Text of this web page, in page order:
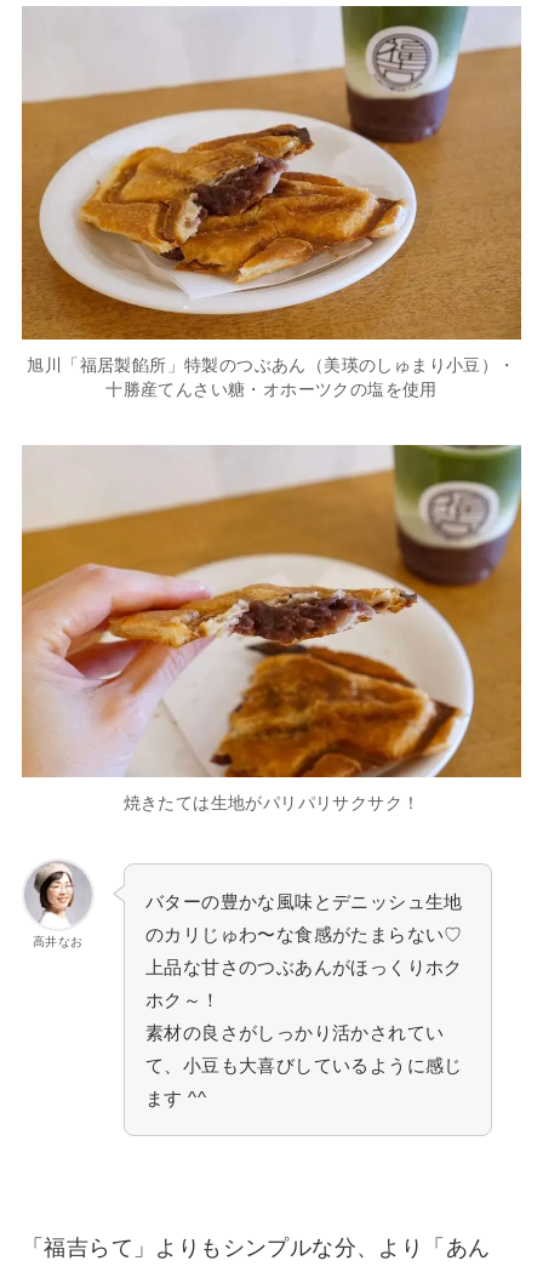
旭川「福居製餡所」特製のつぶあん（美瑛のしゅまり小豆）・
十勝産てんさい糖・オホーツクの塩を使用
焼きたては生地がパリパリサクサク！
高井なお
バターの豊かな風味とデニッシュ生地
のカリじゅわ〜な食感がたまらない♡
上品な甘さのつぶあんがほっくりホク
ホク～！
素材の良さがしっかり活かされてい
て、小豆も大喜びしているように感じ
ます ^^
「福吉らて」よりもシンプルな分、より「あん